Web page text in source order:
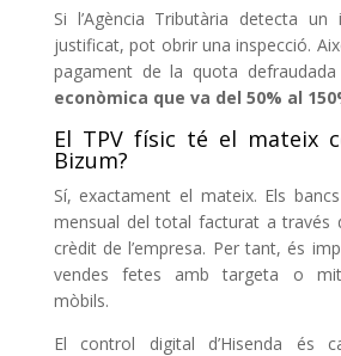
Si l’Agència Tributària detecta un
justificat, pot obrir una inspecció.
pagament de la quota
econòmica que va del 50% al
El TPV físic té el mateix
Bizum?
Sí, exactament el mateix. Els
mensual del total facturat a través
crèdit de l’empresa. Per tant, és
vendes fetes amb targeta o
mòbils.
El control digital d’Hisenda és